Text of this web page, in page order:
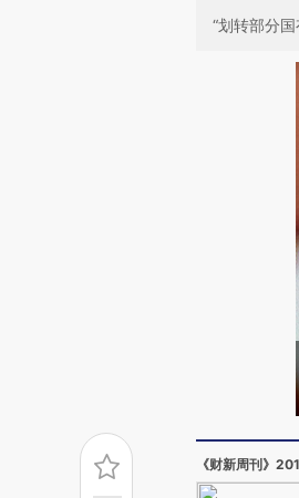
“划转部分
《财新周刊》